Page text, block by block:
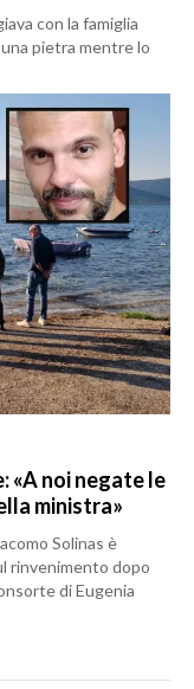
con la famiglia
pietra mentre lo
«A noi negate le
ministra»
Solinas è
rinvenimento dopo
di Eugenia